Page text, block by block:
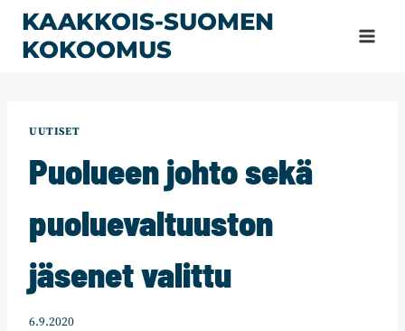
Siirry
sisältöön
KAAKKOIS-SUOMEN
KOKOOMUS
UUTISET
Puolueen johto sekä
puoluevaltuuston
jäsenet valittu
6.9.2020